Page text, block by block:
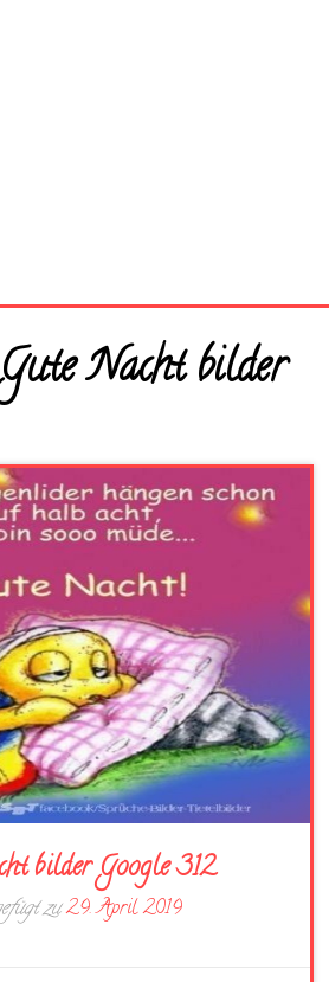
Gute Nacht bilder
bilder Google 312
zu29. April 2019